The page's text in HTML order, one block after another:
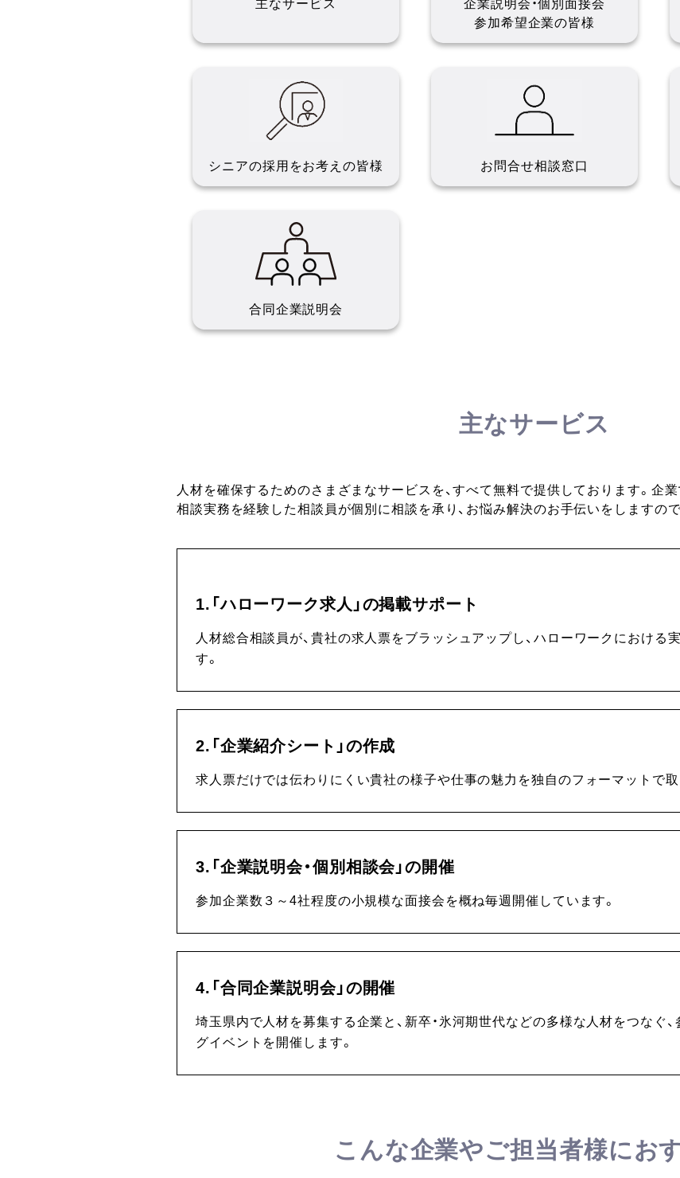
参加希望企業の皆様
シニアの採用をお考えの皆様 お問合せ相談窓口
合同企業説明会
主なサービス
人材を確保するためのさまざまなサービスを、すべて無料で提供しております。企
相談実務を経験した相談員が個別に相談を承り、お悩み解決のお手伝いをしますの
1.「ハローワーク求人」の掲載サポート
人材総合相談員が、貴社の求人票をブラッシュアップし、ハローワークにおける
す。
2.「企業紹介シート」の作成
求人票だけでは伝わりにくい貴社の様子や仕事の魅力を独自のフォーマットで取
3.「企業説明会・個別相談会」の開催
参加企業数３～4社程度の小規模な面接会を概ね毎週開催しています。
4.「合同企業説明会」の開催
埼玉県内で人材を募集する企業と、新卒・氷河期世代などの多様な人材をつなぐ
グイベントを開催します。
こんな企業やご担当者様にお